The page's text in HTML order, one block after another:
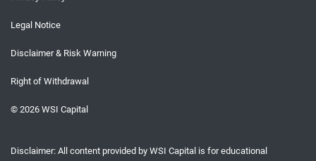
© 2026 WSI Capital
Legal Notice
Disclaimer & Risk Warning
Right of Withdrawal
Disclaimer: All content provided by WSI Capital is for educational